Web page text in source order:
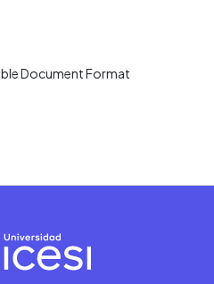
Document Format